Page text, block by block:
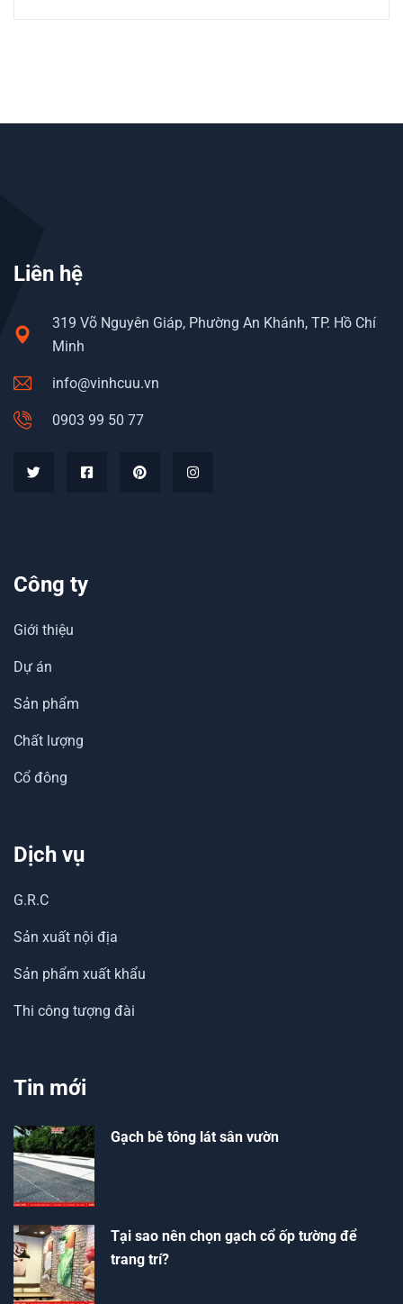
Liên hệ
319 Võ Nguyên Giáp, Phường An Khánh, TP. Hồ Chí
Minh
info@vinhcuu.vn
0903 99 50 77
Công ty
Giới thiệu
Dự án
Sản phẩm
Chất lượng
Cổ đông
Dịch vụ
G.R.C
Sản xuất nội địa
Sản phẩm xuất khẩu
Thi công tượng đài
Tin mới
Gạch bê tông lát sân vườn
Tại sao nên chọn gạch cổ ốp tường để
trang trí?